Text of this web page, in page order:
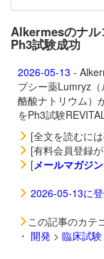
Alkermesのナ
Ph3試験成功
2026-05-13 -
プシー薬Lumryz
酪酸ナトリウム）
をPh3試験
[全文を読むには
[有料会員登録
[メールマガジン
2026-05-13に
この記事のカテ
・ 開発 > 臨床試験